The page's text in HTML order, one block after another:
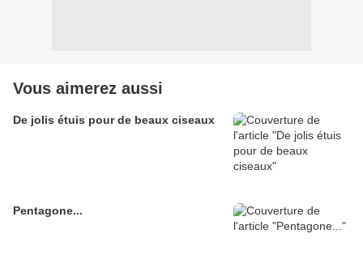
Vous aimerez aussi
De jolis étuis pour de beaux ciseaux
Pentagone...